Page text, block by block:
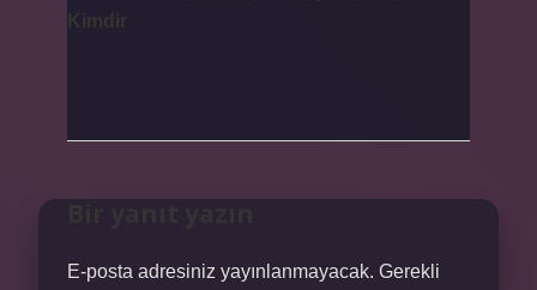
E-posta adresiniz yayınlanmayacak. Gerekli